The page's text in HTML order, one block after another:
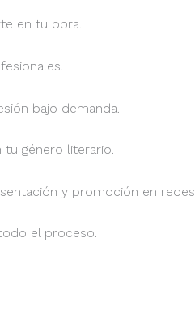
en tu obra.
bajo demanda.
tu género literario.
y promoción en redes.
el proceso.